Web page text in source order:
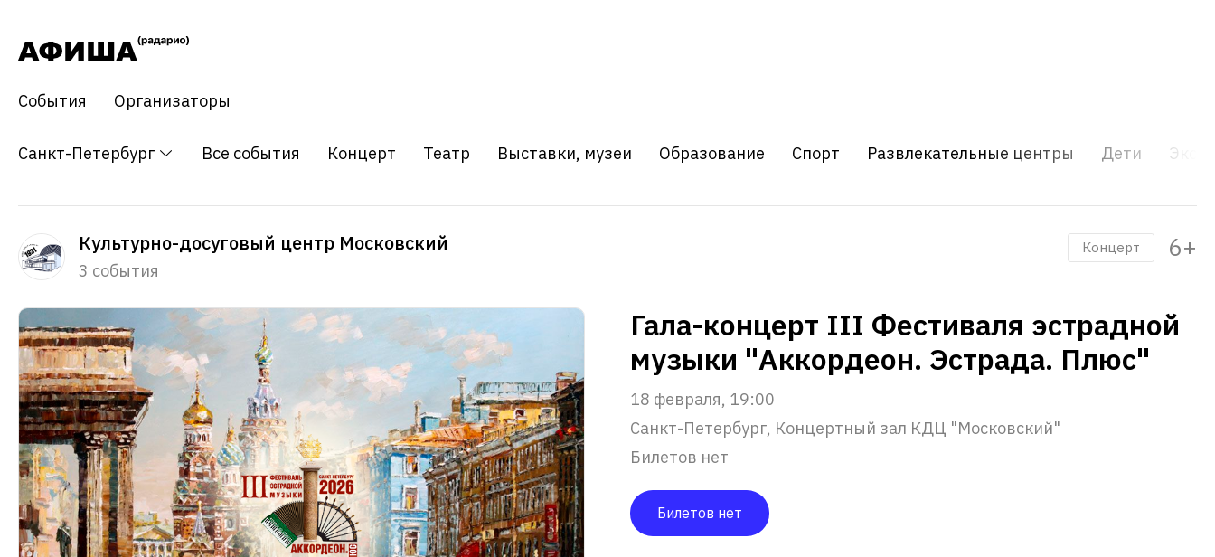
События Организаторы
Санкт-Петербург Все события Концерт Театр Выставки, музеи Образование Спорт Развлекательные центры Дети
Культурно-досуговый центр Московский
3 события
Концерт 6+
Гала-концерт III Фестиваля эстрадной
музыки "Аккордеон. Эстрада. Плюс"
18 февраля, 19:00
Санкт-Петербург, Концертный зал КДЦ "Московский"
Билетов нет
Билетов нет